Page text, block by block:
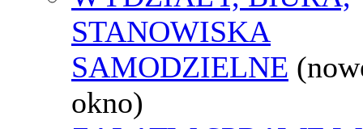
STANOWISKA
SAMODZIELNE
okno)